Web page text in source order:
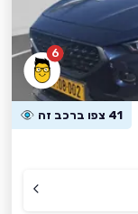
6
41 צפו ברכב זה